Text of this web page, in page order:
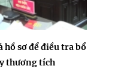
sơ để điều tra bổ
thương tích